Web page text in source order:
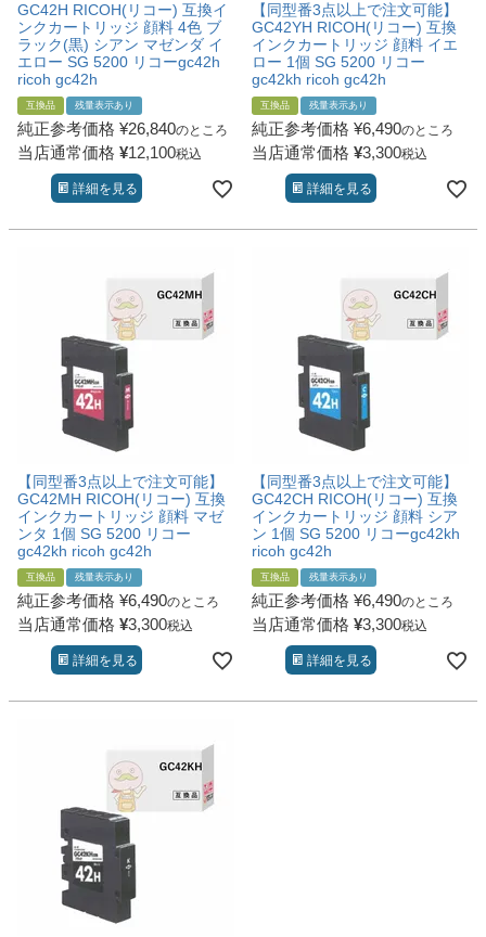
お店の紹介
ご利用ガイド
よくある質問
お問い合わせ
会員専用商品
説明書ダウンロード
GC42H RICOH(リコー) 互換イ
ンクカートリッジ 顔料 4色 ブ
ラック(黒) シアン マゼンダ イ
エロー SG 5200 リコーgc42h
ricoh gc42h
互換品 残量表示あり
純正参考価格 ¥26,840のところ
当店通常価格 ¥12,100税込
詳細を見る
【同型番3点以上で注文可能】
GC42YH RICOH(リコー) 互換
インクカートリッジ 顔料 イエ
ロー 1個 SG 5200 リコー
gc42kh ricoh gc42h
互換品 残量表示あり
純正参考価格 ¥6,490のところ
当店通常価格 ¥3,300税込
詳細を見る
【同型番3点以上で注文可能】
GC42MH RICOH(リコー) 互換
インクカートリッジ 顔料 マゼ
ンタ 1個 SG 5200 リコー
gc42kh ricoh gc42h
互換品 残量表示あり
純正参考価格 ¥6,490のところ
当店通常価格 ¥3,300税込
詳細を見る
【同型番3点以上で注文可能】
GC42CH RICOH(リコー) 互換
インクカートリッジ 顔料 シア
ン 1個 SG 5200 リコーgc42kh
ricoh gc42h
互換品 残量表示あり
純正参考価格 ¥6,490のところ
当店通常価格 ¥3,300税込
詳細を見る